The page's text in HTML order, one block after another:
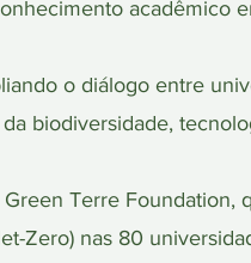
acadêmico
o diálogo entre
biodiversidade,
Terre Foundation,
Zero) nas 80